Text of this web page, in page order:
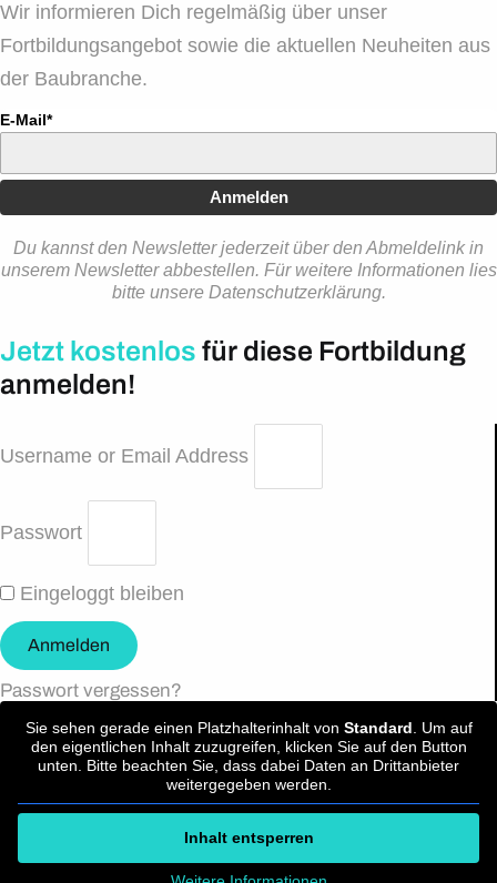
Wir informieren Dich regelmäßig über unser
Fortbildungsangebot sowie die aktuellen Neuheiten aus
der Baubranche.
E-Mail*
Anmelden
Du kannst den Newsletter jederzeit über den Abmeldelink in
unserem Newsletter abbestellen. Für weitere Informationen lies
bitte unsere Datenschutzerklärung.
Jetzt kostenlos für diese Fortbildung
anmelden!
Username or Email Address
Passwort
Eingeloggt bleiben
Anmelden
Passwort vergessen?
Sie sehen gerade einen Platzhalterinhalt von Standard . Um auf
den eigentlichen Inhalt zuzugreifen, klicken Sie auf den Button
unten. Bitte beachten Sie, dass dabei Daten an Drittanbieter
weitergegeben werden.
Inhalt entsperren